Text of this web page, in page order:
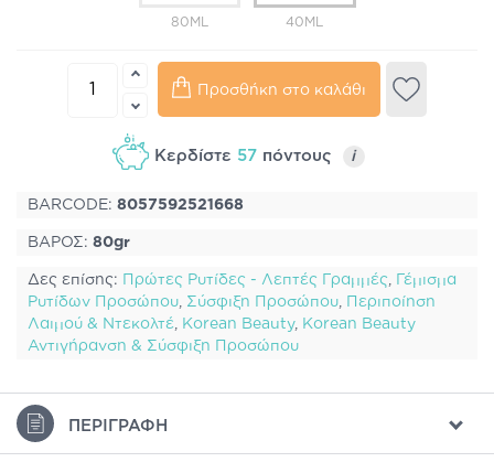
80ML 40ML
Προσθήκη στο καλάθι
Κερδίστε 57 πόντους i
BARCODE: 8057592521668
ΒΑΡΟΣ: 80gr
Δες επίσης: Πρώτες Ρυτίδες - Λεπτές Γραμμές
Γέμισμα
Ρυτίδων Προσώπου Σύσφιξη Προσώπου
Περιποίηση
Λαιμού & Ντεκολτέ
Korean Beauty, Korean Beauty
Αντιγήρανση & Σύσφιξη Προσώπου
ΠΕΡΙΓΡΑΦΉ